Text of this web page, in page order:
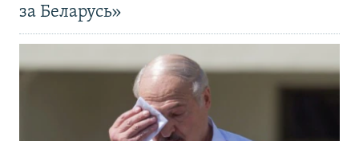
за Беларусь»